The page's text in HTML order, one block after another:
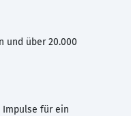
und über 20.000
Impulse für ein